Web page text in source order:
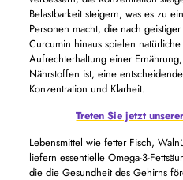
Belastbarkeit steigern, was es zu
Personen macht, die nach
Curcumin hinaus spielen
Aufrechterhaltung einer
Nährstoffen ist, eine
Konzentration und Klarheit.
Treten Sie jetzt
Lebensmittel wie fetter Fisch,
liefern essentielle Omega-3-
die die Gesundheit des Gehirns